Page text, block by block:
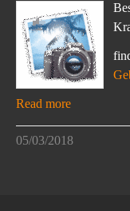
Read more
05/03/2018